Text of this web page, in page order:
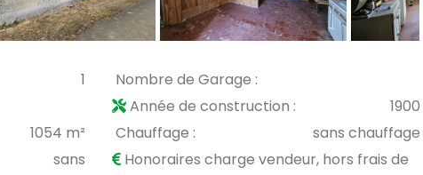
1
Nombre de Garage :
Année de construction :
1900
1054 m² Chauffage :
sans chauffage
sans
Honoraires charge vendeur, hors frais de